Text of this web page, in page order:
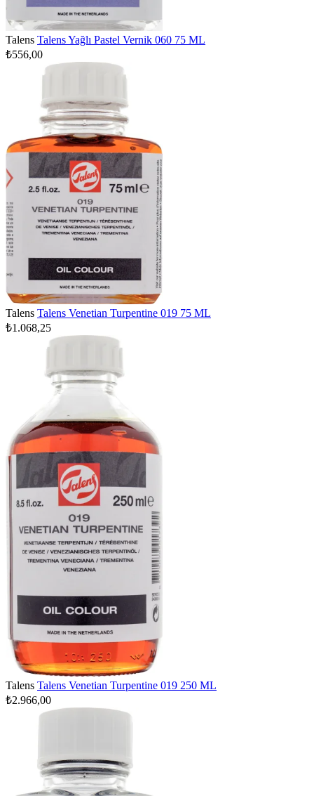
Talens Talens Yağlı Pastel Vernik 060 75 ML
₺556,00
Talens Talens Venetian Turpentine 019 75 ML
₺1.068,25
Talens Talens Venetian Turpentine 019 250 ML
₺2.966,00